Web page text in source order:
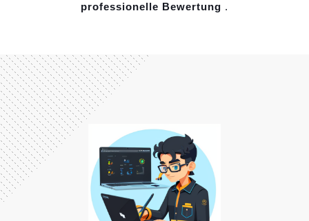
professionelle Bewertung .